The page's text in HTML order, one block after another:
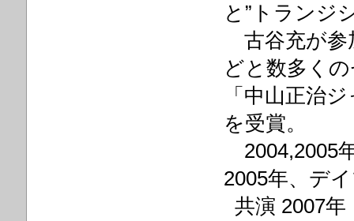
と”トランジ
古谷充が参
どと数多く
「中山正治
を受賞。
2004,2005
2005年、デ
共演 2007